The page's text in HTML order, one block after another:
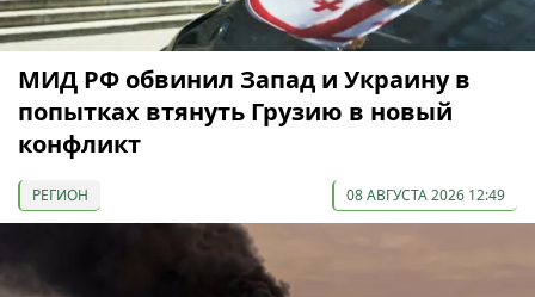
МИД РФ обвинил Запад и Украину в
попытках втянуть Грузию в новый
конфликт
РЕГИОН 08 АВГУСТА 2026 12:49